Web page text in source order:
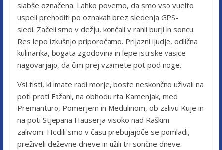
slabše označena. Lahko povemo, da smo vso vuelto
uspeli prehoditi po oznakah brez sledenja GPS-
sledi. Začeli smo v dežju, končali v rahli burji in soncu.
Res lepo izkušnjo priporočamo. Prijazni ljudje, odlična
kulinarika, bogata zgodovina in lepe istrske vasice
nagovarjajo, da čim prej vzamete pot pod noge.
Vsi tisti, ki imate radi morje, boste neskončno uživali na
poti proti Fažani, na obhodu rta Kamenjak, med
Premanturo, Pomerjem in Medulinom, ob zalivu Kuje in
na poti Stjepana Hauserja visoko nad Raškim
zalivom. Hodili smo v času prebujajoče se pomladi,
preživeli deževne dneve in užili tri sončne dneve.